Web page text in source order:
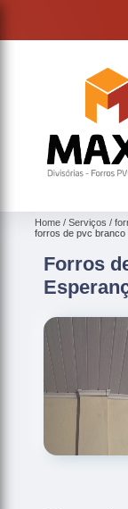
Home Serviços
forros de pvc branco
Forros